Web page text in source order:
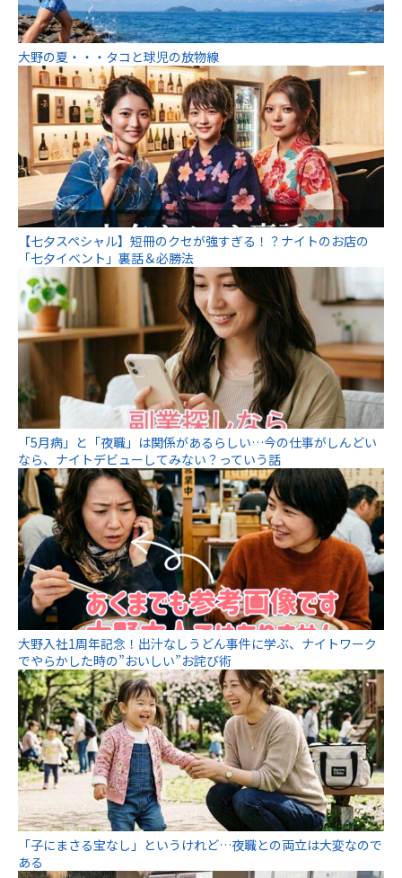
大野の夏・・・タコと球児の放物線
【七夕スペシャル】短冊のクセが強すぎる！？ナイトのお店の
「七夕イベント」裏話＆必勝法
「5月病」と「夜職」は関係があるらしい…今の仕事がしんどい
なら、ナイトデビューしてみない？っていう話
大野入社1周年記念！出汁なしうどん事件に学ぶ、ナイトワーク
でやらかした時の”おいしい”お詫び術
「子にまさる宝なし」というけれど…夜職との両立は大変なので
ある